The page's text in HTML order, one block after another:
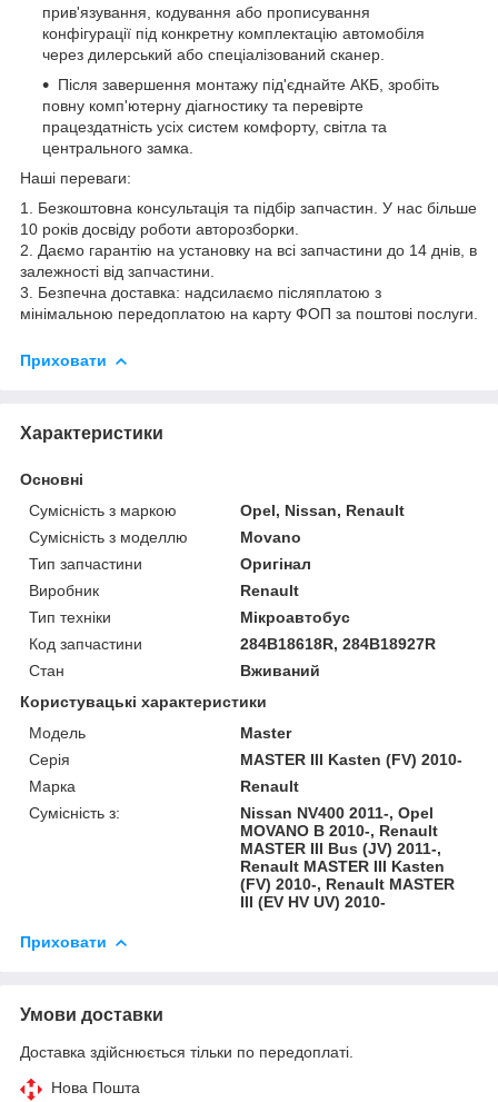
прив'язування, кодування або прописування
конфігурації під конкретну комплектацію автомобіля
через дилерський або спеціалізований сканер.
Після завершення монтажу під'єднайте АКБ, зробіть
повну комп'ютерну діагностику та перевірте
працездатність усіх систем комфорту, світла та
центрального замка.
Наші переваги:
1. Безкоштовна консультація та підбір запчастин. У нас більше
10 років досвіду роботи авторозборки.
2. Даємо гарантію на установку на всі запчастини до 14 днів, в
залежності від запчастини.
3. Безпечна доставка: надсилаємо післяплатою з
мінімальною передоплатою на карту ФОП за поштові послуги.
Приховати
Характеристики
Основні
Сумісність з маркою
Opel, Nissan, Renault
Сумісність з моделлю
Movano
Тип запчастини
Оригінал
Виробник
Renault
Тип техніки
Мікроавтобус
Код запчастини
284B18618R, 284B18927R
Стан
Вживаний
Користувацькі характеристики
Модель
Master
Серія
MASTER III Kasten (FV) 2010-
Марка
Renault
Сумісність з:
Nissan NV400 2011-, Opel
MOVANO B 2010-, Renault
MASTER III Bus (JV) 2011-,
Renault MASTER III Kasten
(FV) 2010-, Renault MASTER
III (EV HV UV) 2010-
Приховати
Умови доставки
Доставка здійснюється тільки по передоплаті.
Нова Пошта